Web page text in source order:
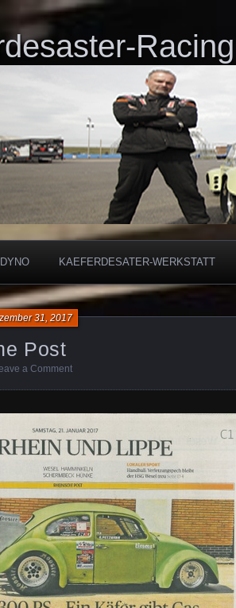
Racing
KAEFERDESATER-WERKSTATT
Post
31, 2017
a Comment